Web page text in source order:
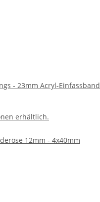
- 23mm Acryl-Einfassband
erhältlich.